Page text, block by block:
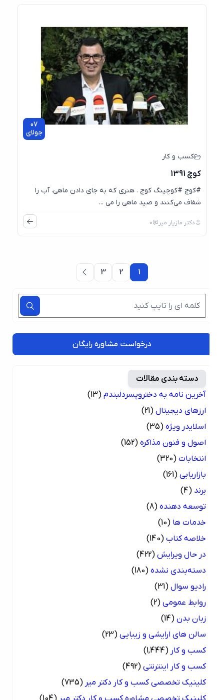
07
جولای
کسب و کار
کوچ 1391
#کوچ #کوچینگ کوچ . هنری که به جای دادن ماهی، آب را
شفاف می‌کنند و صید ماهی را می ...
دکتر مازیار میر 0
3
درخواست مشاوره رایگان
دسته بندی مقالات
آخرین نامه به دختروپسردلبندم (13)
ارزهای دیجیتال (21)
اسلایدر ویژه (35)
اصول و فنون مذاکره (152)
انتخابات (320)
بازاریابی (161)
(4)
توسعه دهنده (8)
خدمات ها (10)
خلاصه کتاب (140)
در حال ویرایش (422)
دسته‌بندی نشده (180)
رادیو سوال (31)
روابط عمومی (2)
زبان بدن (14)
سالن های ارایشی و زیبایی (23)
کسب و کار (1,444)
کسب و کار اینترنتی (492)
کلینیک تخصصی کسب و کار دکتر میر (735)